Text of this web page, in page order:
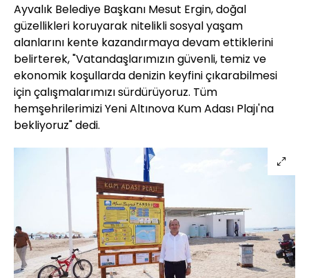
Ayvalık Belediye Başkanı Mesut Ergin, doğal
güzellikleri koruyarak nitelikli sosyal yaşam
alanlarını kente kazandırmaya devam ettiklerini
belirterek, "Vatandaşlarımızın güvenli, temiz ve
ekonomik koşullarda denizin keyfini çıkarabilmesi
için çalışmalarımızı sürdürüyoruz. Tüm
hemşehrilerimizi Yeni Altınova Kum Adası Plajı'na
bekliyoruz" dedi.